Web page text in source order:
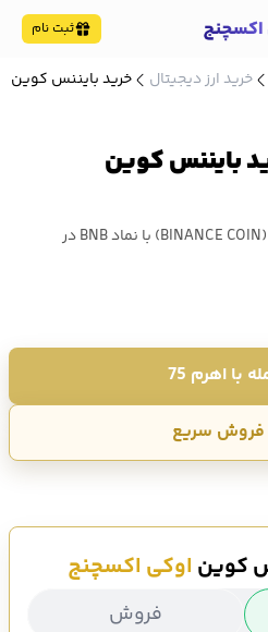
ثبت نام
خرید ارز دیجیتال خرید بایننس کوین
بایننس کوین
معامله ارز دیجیتال بایننس کوین (BINANCE COIN) با نماد BNB در
در صرافی اوکی اکسچنج - خرید و
با اهرم 75
فروش سریع
کوین اوکی اکسچنج
فروش